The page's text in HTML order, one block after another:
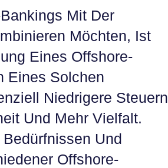
Mit Der
Möchten, Ist
Eines Offshore-
Eines Solchen
Niedrigere Steuern
Und Mehr Vielfalt.
Und
Offshore-